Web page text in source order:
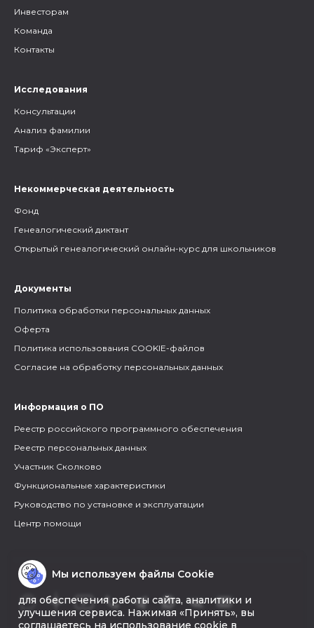
Инвесторам
Команда
Контакты
Исследования
Консультации
Анализ фамилии
Тариф «Эксперт»
Некоммерческая деятельность
Фонд
Генеалогический диктант
Открытый генеалогический онлайн-курс для школьников
Документы
Политика обработки персональных данных
Оферта
Политика использования COOKIE-файлов
Согласие на обработку персональных данных
Информация о ПО
Реестр российского программного обеспечения
Реестр персональных данных
Участник Сколково
Функциональные характеристики
Руководство по установке и эксплуатации
Центр помощи
Мы используем файлы Cookie
для обеспечения работы сайта, аналитики и
улучшения сервиса. Нажимая «Принять», вы
соглашаетесь на использование cookie в